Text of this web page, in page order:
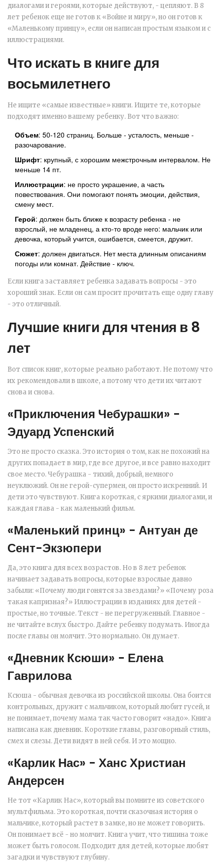
диалогами и героями, которые действуют, - цепляют. В 8
лет ребенок еще не готов к «Войне и миру», но он готов к
«Маленькому принцу», если он написан простым языком и с
иллюстрациями.
Что искать в книге для
восьмилетнего
Не ищите «самые известные» книги. Ищите те, которые
подходят именно вашему ребенку. Вот что важно:
Объем: 50-120 страниц. Больше - усталость, меньше -
разочарование.
Шрифт: крупный, с хорошим межстрочным интервалом. Не
меньше 14 пт.
Иллюстрации: не просто украшение, а часть
повествования. Они помогают понять эмоции, действия,
смену мест.
Герой: должен быть ближе к возрасту ребенка - не
взрослый, не младенец, а кто-то вроде него: мальчик или
девочка, который учится, ошибается, смеется, дружит.
Сюжет: должен двигаться. Нет места длинным описаниям
погоды или комнат. Действие - ключ.
Если книга заставляет ребенка задавать вопросы - это
хороший знак. Если он сам просит прочитать еще одну главу
- это отличный.
Лучшие книги для чтения в 8
лет
Вот список книг, которые реально работают. Не потому что
их рекомендовали в школе, а потому что дети их читают
снова и снова.
«Приключения Чебурашки» -
Эдуард Успенский
Это не просто сказка. Это история о том, как не похожий на
других попадает в мир, где все другое, и все равно находит
свое место. Чебурашка - тихий, добрый, немного
неуклюжий. Он не герой-супермен, он просто искренний. И
дети это чувствуют. Книга короткая, с яркими диалогами, и
каждая глава - как маленький фильм.
«Маленький принц» - Антуан де
Сент-Экзюпери
Да, это книга для всех возрастов. Но в 8 лет ребенок
начинает задавать вопросы, которые взрослые давно
забыли: «Почему люди гонятся за звездами?» «Почему роза
такая капризная?» Иллюстрации в изданиях для детей -
простые, но точные. Текст - не перегруженный. Главное -
не читайте вслух быстро. Дайте ребенку подумать. Иногда
после главы он молчит. Это нормально. Он думает.
«Дневник Ксюши» - Елена
Гаврилова
Ксюша - обычная девочка из российской школы. Она боится
контрольных, дружит с мальчиком, который любит гусей, и
не понимает, почему мама так часто говорит «надо». Книга
написана как дневник. Короткие главы, разговорный стиль,
смех и слезы. Дети видят в ней себя. И это мощно.
«Карлик Нас» - Ханс Христиан
Андерсен
Не тот «Карлик Нас», который вы помните из советского
мультфильма. Это короткая, почти сказочная история о
мальчике, который растет в замке, но не может говорить.
Он понимает всё - но молчит. Книга учит, что тишина тоже
может быть голосом. Подходит для детей, которые любят
загадки и чувствуют глубину.